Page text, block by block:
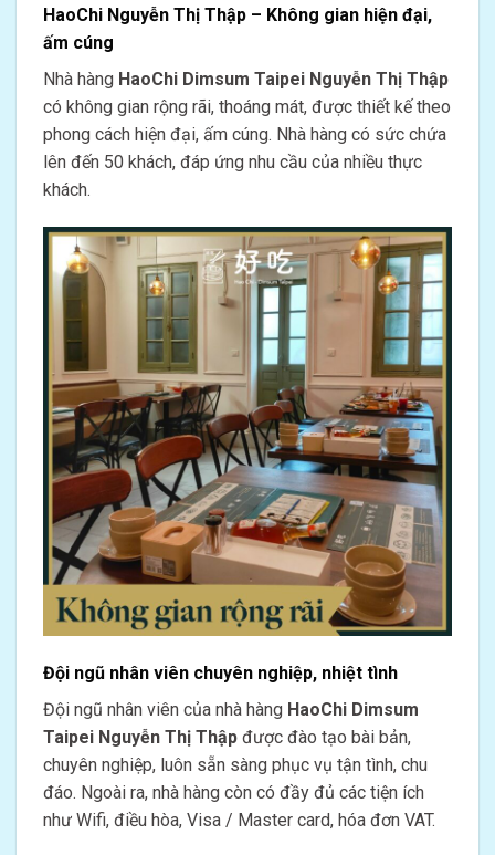
HaoChi Nguyễn Thị Thập – Không gian hiện đại,
ấm cúng
Nhà hàng HaoChi Dimsum Taipei Nguyễn Thị Thập
có không gian rộng rãi, thoáng mát, được thiết kế theo
phong cách hiện đại, ấm cúng. Nhà hàng có sức chứa
lên đến 50 khách, đáp ứng nhu cầu của nhiều thực
khách.
Đội ngũ nhân viên chuyên nghiệp, nhiệt tình
Đội ngũ nhân viên của nhà hàng HaoChi Dimsum
Taipei Nguyễn Thị Thập được đào tạo bài bản,
chuyên nghiệp, luôn sẵn sàng phục vụ tận tình, chu
đáo. Ngoài ra, nhà hàng còn có đầy đủ các tiện ích
như Wifi, điều hòa, Visa / Master card, hóa đơn VAT.